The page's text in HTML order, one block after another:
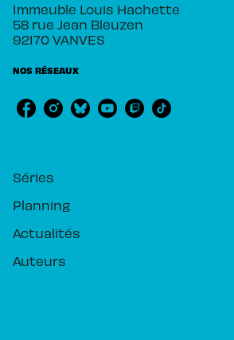
Immeuble Louis Hachette
58 rue Jean Bleuzen
92170 VANVES
NOS RÉSEAUX
Séries
Planning
Actualités
Auteurs